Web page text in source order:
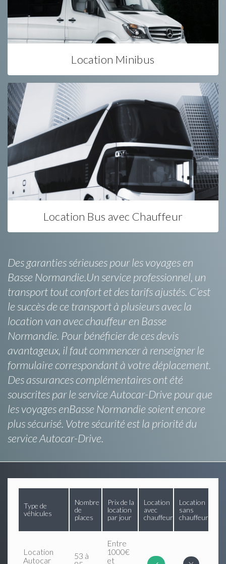
Location Minibus
Location Bus avec Chauffeur
Des garanties sérieuses pour les voyages en
Basse Normandie.Un service professionnel, un
transport tout confort et des tarifs ajustés. C’est
le succès de ce transport à plusieurs avec la
location van avec chauffeur en Basse
Normandie. Pour bénéficier de ces devis
avantageux, il faut commencer à renseigner le
formulaire correspondant à votre déplacement.
Des assurances complémentaires ont été
souscrites par le service Autocar-Drive pour que
les voyages enBasse Normandie soient encore
plus sécurisé. Votre sécurité est la priorité du
service Autocar-Drive.
Type de
véhicules
Nombre
de
places
Prix de la
location
par jour
Location
avec
chauffeur
Location
sans
chauffeur
Location
Autocar
53 à
Entre
1000€
et